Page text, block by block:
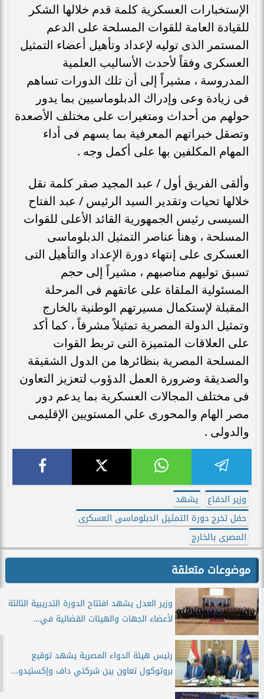
الإستخبارات العسكرية كلمة قدم خلالها الشكر
للقيادة العامة للقوات المسلحة على الدعم
المستمر الذى توليه لإعداد وتأهيل أعضاء التمثيل
العسكرى وفقاً لأحدث الأساليب العلمية
المدروسة ، مشيراً إلى أن تلك الدورات تساهم
فى زيادة وعى وإدراك الدبلوماسيين بما يدور
حولهم من أحداث ومتغيرات على مختلف الأصعدة
وتصقل خبراتهم المعرفية بما يسهم فى أداء
المهام المكلفين بها على أكمل وجه .
وألقى الفريق أول / عبد المجيد صقر كلمة نقل
خلالها تحيات وتقدير السيد الرئيس / عبد الفتاح
السيسى رئيس الجمهورية القائد الأعلى للقوات
المسلحة ، وهنأ عناصر التمثيل الدبلوماسى
العسكرى على إنتهاء دورة الإعداد والتأهيل التى
تسبق توليهم مناصبهم ، مشيراً إلى حجم
المسئولية الملقاة على عاتقهم فى المرحلة
المقبلة لإستكمال مسيرتهم الوطنية بالخارج
وتمثيل الدولة المصرية تمثيلاً مشرفاً ، كما أكد
على العلاقات المتميزة التى تربط القوات
المسلحة المصرية بنظائرها من الدول الشقيقة
والصديقة وضرورة العمل الدؤوب لتعزيز التعاون
فى مختلف المجالات العسكرية بما يدعم دور
مصر الهام والمحورى علي المستويين الإقليمى
والدولى .
وزير الدفاع
يشهد
حفل تخرج دورة التمثيل الدبلوماسى العسكرى
المصرى بالخارج
موضوعات متعلقة
وزير العدل يشهد افتتاح الدورة التدريبية الثالثة
لأعضاء الجهات والهيئات القضائية في...
رئيس هيئة الدواء المصرية يشهد توقيع
بروتوكول تعاون بين شركتي داف وإكستيدو...